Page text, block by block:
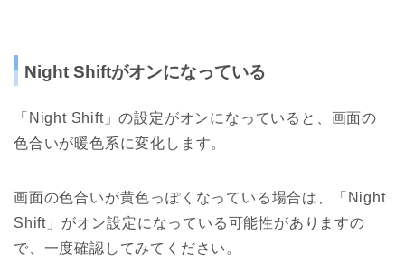
Night Shiftがオンになっている
「Night Shift」の設定がオンになっていると、画面の
色合いが暖色系に変化します。
画面の色合いが黄色っぽくなっている場合は、「Night
Shift」がオン設定になっている可能性がありますの
で、一度確認してみてください。